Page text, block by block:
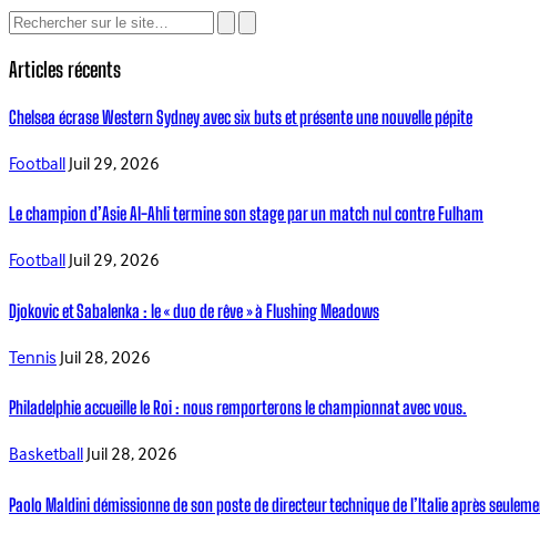
Articles récents
Chelsea écrase Western Sydney avec six buts et présente une nouvelle pépite
FootballJuil 29, 2026
Le champion d’Asie Al-Ahli termine son stage par un match nul contre Fulham
FootballJuil 29, 2026
Djokovic et Sabalenka : le « duo de rêve » à Flushing Meadows
TennisJuil 28, 2026
Philadelphie accueille le Roi : nous remporterons le championnat avec vous.
BasketballJuil 28, 2026
Paolo Maldini démissionne de son poste de directeur technique de l’Italie après